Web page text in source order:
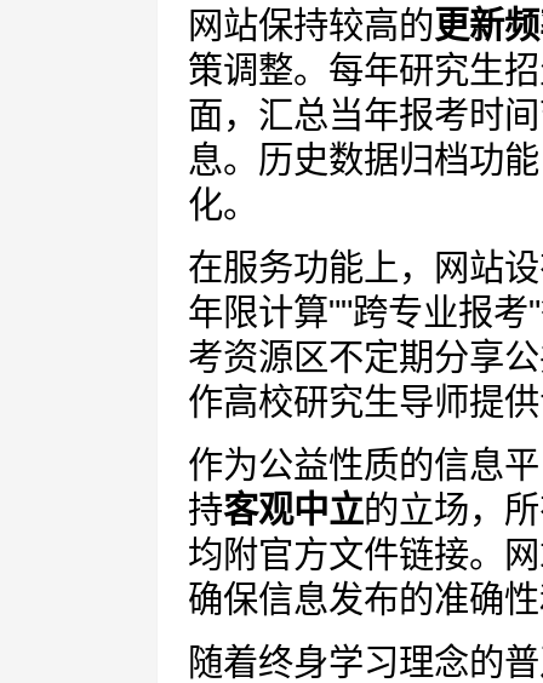
网站保持较高的更新
策调整。每年研究生
面，汇总当年报考时
息。历史数据归档功
化。
在服务功能上，网站
年限计算""跨专业报
考资源区不定期分享
作高校研究生导师提
作为公益性质的信息
持客观中立的立场，
均附官方文件链接。
确保信息发布的准确
随着终身学习理念的